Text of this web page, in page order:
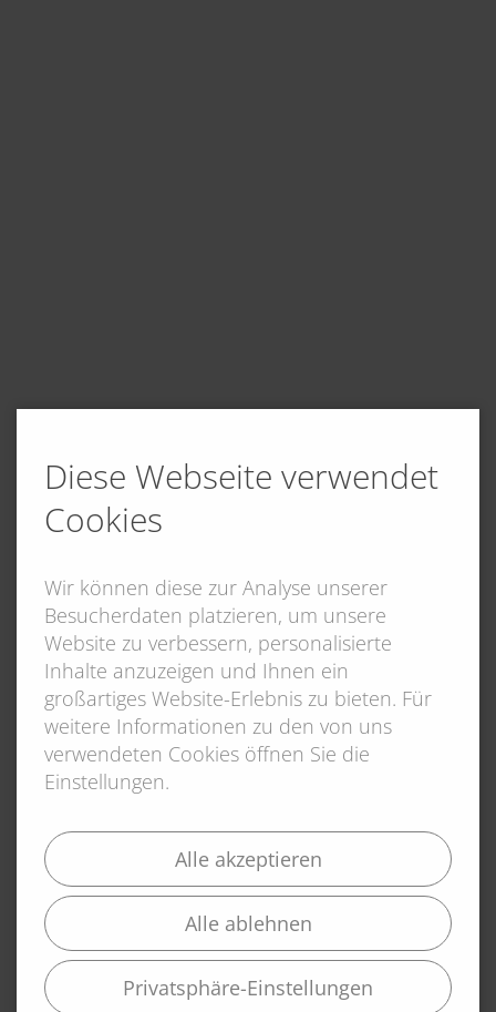
Diese Webseite verwendet
Cookies
Wir können diese zur Analyse unserer
Besucherdaten platzieren, um unsere
Website zu verbessern, personalisierte
Inhalte anzuzeigen und Ihnen ein
großartiges Website-Erlebnis zu bieten. Für
weitere Informationen zu den von uns
verwendeten Cookies öffnen Sie die
Einstellungen.
Alle akzeptieren
Alle ablehnen
Privatsphäre-Einstellungen